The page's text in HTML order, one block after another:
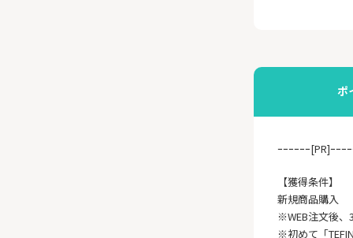
ポ
ｰｰｰｰｰｰ[PR]ｰｰｰ
【獲得条件】
新規商品購入
※WEB注文後、
※初めて「